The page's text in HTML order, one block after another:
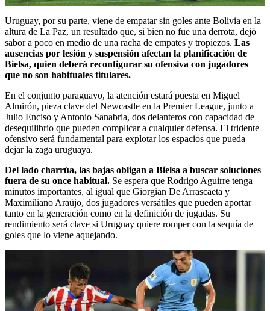
Uruguay, por su parte, viene de empatar sin goles ante Bolivia en la
altura de La Paz, un resultado que, si bien no fue una derrota, dejó
sabor a poco en medio de una racha de empates y tropiezos. Las
ausencias por lesión y suspensión afectan la planificación de
Bielsa, quien deberá reconfigurar su ofensiva con jugadores
que no son habituales titulares.
En el conjunto paraguayo, la atención estará puesta en Miguel
Almirón, pieza clave del Newcastle en la Premier League, junto a
Julio Enciso y Antonio Sanabria, dos delanteros con capacidad de
desequilibrio que pueden complicar a cualquier defensa. El tridente
ofensivo será fundamental para explotar los espacios que pueda
dejar la zaga uruguaya.
Del lado charrúa, las bajas obligan a Bielsa a buscar soluciones
fuera de su once habitual. Se espera que Rodrigo Aguirre tenga
minutos importantes, al igual que Giorgian De Arrascaeta y
Maximiliano Araújo, dos jugadores versátiles que pueden aportar
tanto en la generación como en la definición de jugadas. Su
rendimiento será clave si Uruguay quiere romper con la sequía de
goles que lo viene aquejando.